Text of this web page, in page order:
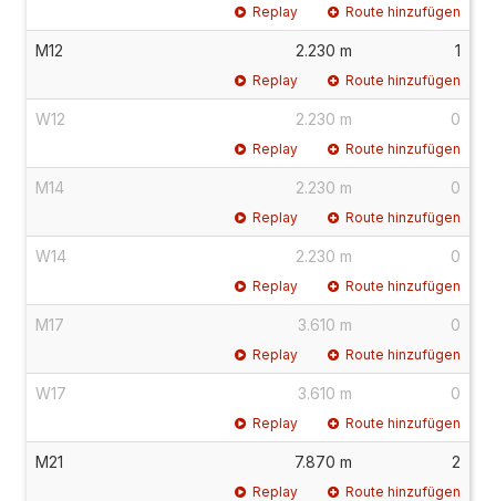
Replay Route hinzufügen
M12 2.230 m 1
Replay Route hinzufügen
W12 2.230 m 0
Replay Route hinzufügen
M14 2.230 m 0
Replay Route hinzufügen
W14 2.230 m 0
Replay Route hinzufügen
M17 3.610 m 0
Replay Route hinzufügen
W17 3.610 m 0
Replay Route hinzufügen
M21 7.870 m 2
Replay Route hinzufügen